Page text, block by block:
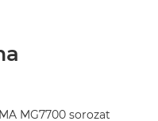
MG7700 sorozat